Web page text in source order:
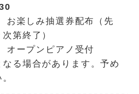
楽しみ抽選券配布（先
第終了）
ープンピアノ受付
る場合があります。予め